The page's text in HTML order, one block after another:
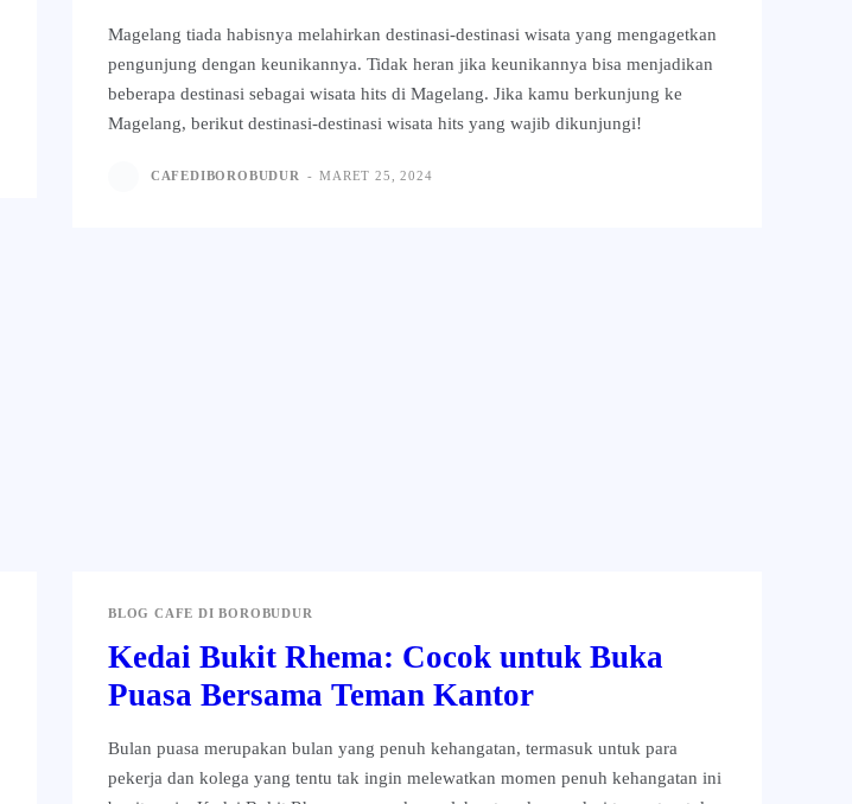
Magelang tiada habisnya melahirkan destinasi-destinasi wisata yang mengagetkan
pengunjung dengan keunikannya. Tidak heran jika keunikannya bisa menjadikan
beberapa destinasi sebagai wisata hits di Magelang. Jika kamu berkunjung ke
Magelang, berikut destinasi-destinasi wisata hits yang wajib dikunjungi!
CAFEDIBOROBUDUR - MARET 25, 2024
BLOG CAFE DI BOROBUDUR
Kedai Bukit Rhema: Cocok untuk Buka
Puasa Bersama Teman Kantor
Bulan puasa merupakan bulan yang penuh kehangatan, termasuk untuk para
pekerja dan kolega yang tentu tak ingin melewatkan momen penuh kehangatan ini